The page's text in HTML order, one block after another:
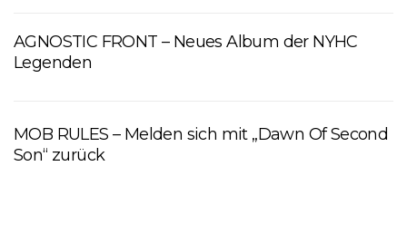
AGNOSTIC FRONT – Neues Album der NYHC
Legenden
MOB RULES – Melden sich mit „Dawn Of Second
Son“ zurück